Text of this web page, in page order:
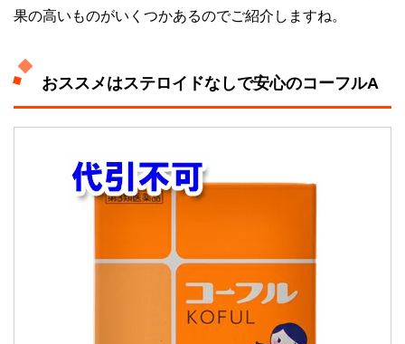
果の高いものがいくつかあるのでご紹介しますね。
おススメはステロイドなしで安心のコーフルA